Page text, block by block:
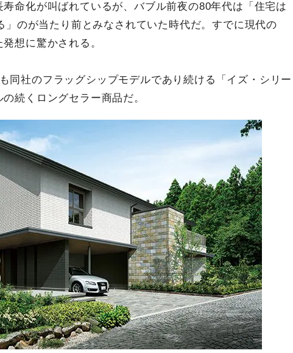
命化が叫ばれているが、バブル前夜の80年代は「住宅は
」のが当たり前とみなされていた時代だ。すでに現代の
想に驚かされる。
同社のフラッグシップモデルであり続ける「イズ・シリー
続くロングセラー商品だ。